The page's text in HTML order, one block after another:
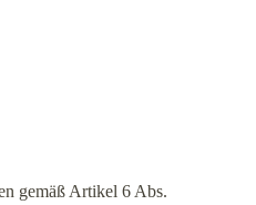
gemäß Artikel 6 Abs.